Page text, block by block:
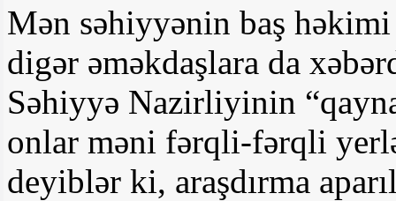
Mən səhiyyənin baş
digər əməkdaşlara da
Səhiyyə Nazirliyinin
onlar məni fərqli-fərqli
deyiblər ki, araşdırma